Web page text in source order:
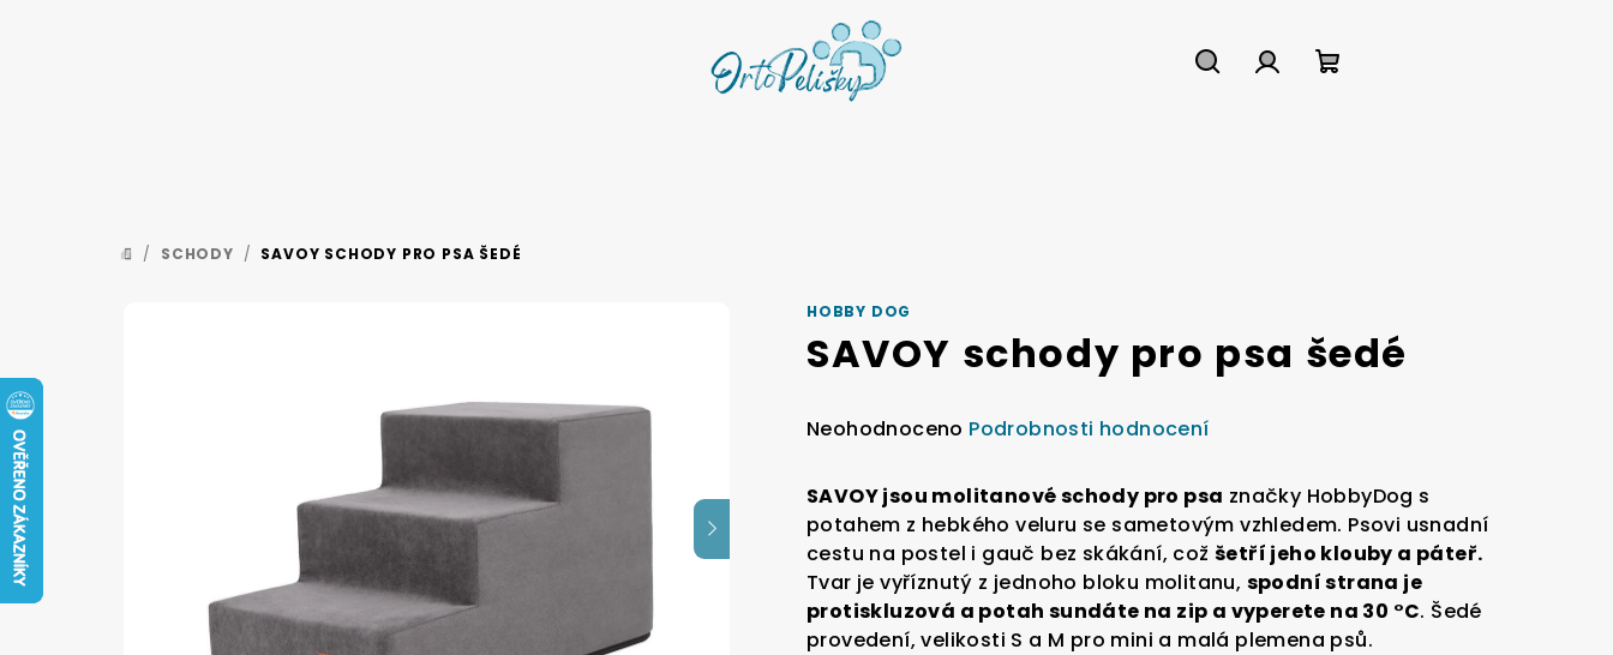
DOMŮ
/ SCHODY / SAVOY SCHODY PRO PSA ŠEDÉ
HOBBY DOG
SAVOY schody pro psa šedé
Průměrné
produktu
je
0,0
z
5
hvězdiček.
Neohodnoceno Podrobnosti hodnocení
SAVOY jsou molitanové schody pro psa značky HobbyDog s
potahem z hebkého veluru se sametovým vzhledem. Psovi usnadní
cestu na postel i gauč bez skákání, což šetří jeho klouby a páteř.
Tvar je vyříznutý z jednoho bloku molitanu, spodní strana je
protiskluzová a potah sundáte na zip a vyperete na 30 °C. Šedé
provedení, velikosti S a M pro mini a malá plemena psů.